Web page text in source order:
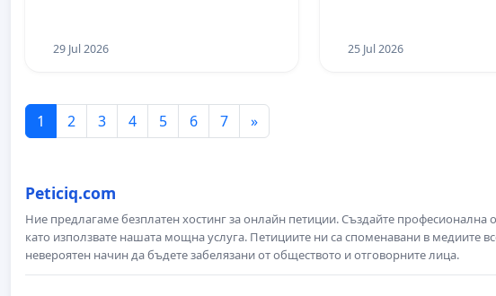
29 Jul 2026 25 Jul 2026
1 2 3 4 5 6 7 »
Peticiq.com
Ние предлагаме безплатен хостинг за онлайн петиции. Създайте професионална
като използвате нашата мощна услуга. Петициите ни са споменавани в медиите
невероятен начин да бъдете забелязани от обществото и отговорните лица.